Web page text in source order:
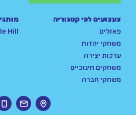
צעצועים לפי קטגוריה
פאזלים
משחקי יהדות
ערכות יצירה
משחקים חינוכיים
משחקי חברה
Hill